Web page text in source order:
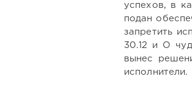
успехов, в
подан
запретить
30.12 и О
вынес
исполнители.